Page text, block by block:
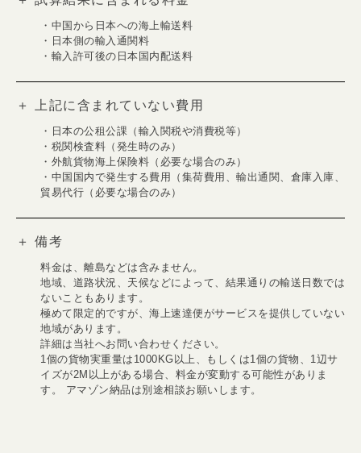
・中国から日本への海上輸送料
・日本側の輸入通関料
・輸入許可後の日本国内配送料
＋ 上記に含まれていない費用
・日本の公租公課（輸入関税や消費税等）
・税関検査料（発生時のみ）
・外航貨物海上保険料（必要な場合のみ）
・中国国内で発生する費用（集荷費用、輸出通関、倉庫入庫、
貿易代行（必要な場合のみ）
＋ 備考
料金は、離島などは含みません。
地域、道路状況、天候などによって、結果通りの輸送日数では
ないこともあります。
極めて限定的ですが、海上速達便がサービスを提供していない
地域があります。
詳細は当社へお問い合わせください。
1個の貨物実重量は1000KG以上、もしくは1個の貨物、1辺サ
イズが2M以上がある場合、料金が変動する可能性がありま
す。 アマゾン納品は別途相談お願いします。